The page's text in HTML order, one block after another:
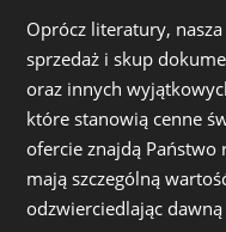
Oprócz literatury,
sprzedaż i skup
oraz innych
które stanowią cenne
ofercie znajdą
mają szczególną
odzwierciedlając